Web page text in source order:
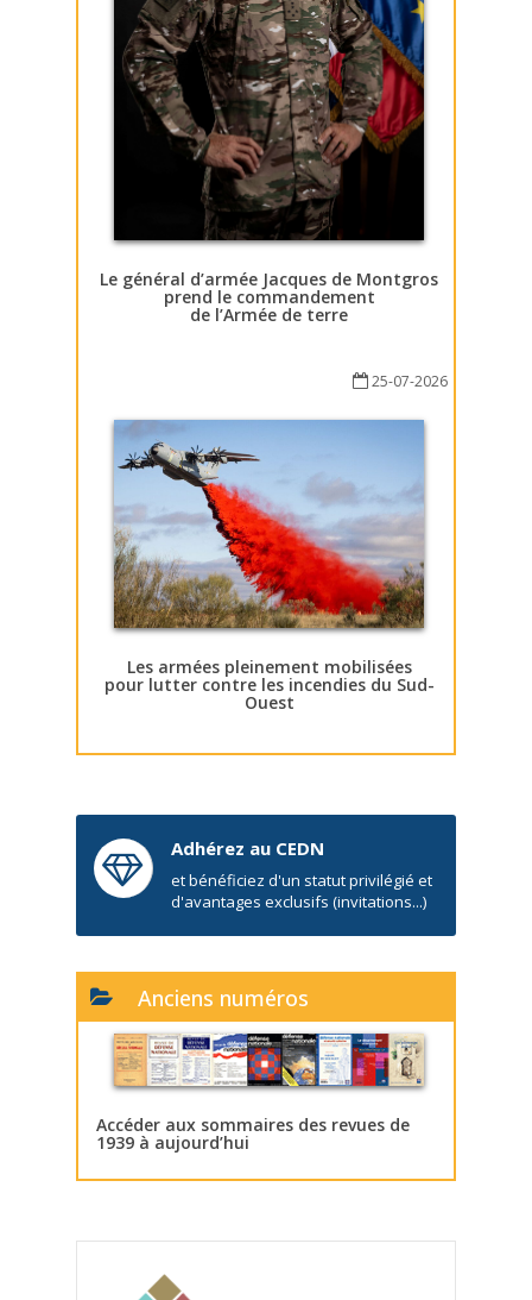
Le général d’armée Jacques de Montgros
prend le commandement
de l’Armée de terre
25-07-2026
Les armées pleinement mobilisées
pour lutter contre les incendies du Sud-
Ouest
Adhérez au CEDN
et bénéficiez d'un statut privilégié et
d'avantages exclusifs (invitations...)
Anciens numéros
Accéder aux sommaires des revues de
1939 à aujourd’hui